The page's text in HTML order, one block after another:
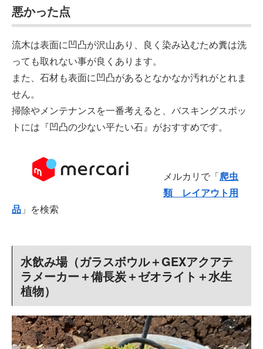
悪かった点
流木は表面に凹凸が沢山あり、良く染み込むため糞は洗
っても取れない事が良くあります。
また、石材も表面に凹凸があるとなかなか汚れがとれま
せん。
掃除やメンテナンスを一番考えると、バスキングスポッ
トには『凹凸の少ない平たい石』がおすすめです。
メルカリで「爬虫
類 レイアウト用
品 」を検索
水飲み場（ガラスボウル＋GEXアクアテ
ラメーカー＋備長炭＋ゼオライト＋水生
植物）